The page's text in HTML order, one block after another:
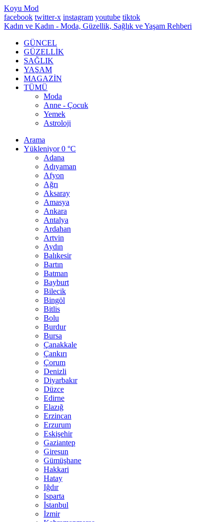
Koyu Mod
facebook twitter-x instagram youtube tiktok
Kadın ve Kadın - Moda, Güzellik, Sağlık ve Yaşam Rehberi
GÜNCEL
GÜZELLİK
SAĞLIK
YAŞAM
MAGAZİN
TÜMÜ
Moda
Anne - Çocuk
Yemek
Astroloji
Arama
Yükleniyor 0 °C
Adana
Adıyaman
Afyon
Ağrı
Aksaray
Amasya
Ankara
Antalya
Ardahan
Artvin
Aydın
Balıkesir
Bartın
Batman
Bayburt
Bilecik
Bingöl
Bitlis
Bolu
Burdur
Bursa
Çanakkale
Çankırı
Çorum
Denizli
Diyarbakır
Düzce
Edirne
Elazığ
Erzincan
Erzurum
Eskişehir
Gaziantep
Giresun
Gümüşhane
Hakkari
Hatay
Iğdır
Isparta
İstanbul
İzmir